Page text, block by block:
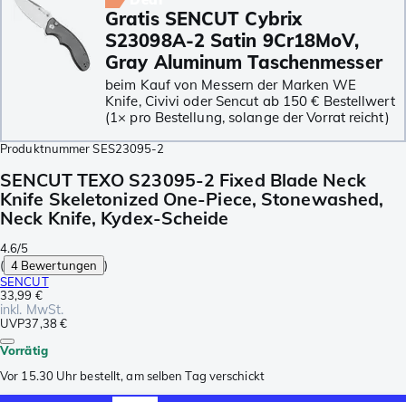
Gratis SENCUT Cybrix
S23098A-2 Satin 9Cr18MoV,
Gray Aluminum Taschenmesser
beim Kauf von Messern der Marken WE
Knife, Civivi oder Sencut ab 150 € Bestellwert
(1× pro Bestellung, solange der Vorrat reicht)
Produktnummer SES23095-2
SENCUT TEXO S23095-2 Fixed Blade Neck
Knife Skeletonized One-Piece, Stonewashed,
Neck Knife, Kydex-Scheide
4.6/5
( 4 Bewertungen )
SENCUT
33,99 €
inkl. MwSt.
UVP37,38 €
Vorrätig
Vor 15.30 Uhr bestellt, am selben Tag verschickt